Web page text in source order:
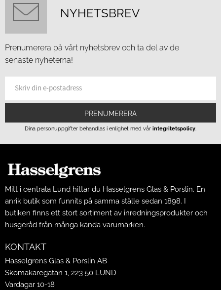
NYHETSBREV
Prenumerera på vårt nyhetsbrev och ta del av de
senaste nyheterna!
PRENUMERERA
Dina personuppgifter behandlas i enlighet med vår integritetspolicy.
Mitt i centrala Lund hittar du Hasselgrens Glas & Porslin. En
anrik butik som funnits på samma ställe sedan 1898. I
butiken finns ett stort sortiment av inredningsprodukter och
husgeråd från många kända varumärken.
KONTAKT
Hasselgrens Glas & Porslin AB
Skomakaregatan 1, 223 50 LUND
Vardagar 10-18